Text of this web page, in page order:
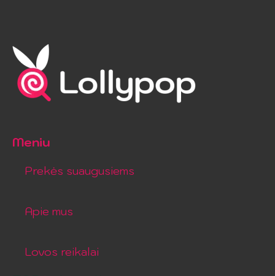
Meniu
Prekės suaugusiems
Apie mus
Lovos reikalai